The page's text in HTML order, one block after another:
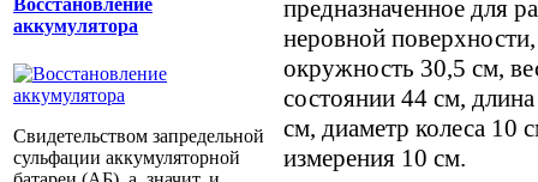
Восстановление
аккумулятора
Свидетельством запредельной
сульфации аккумуляторной
предназначенное для
неровной
окружность 30,5 см,
состоянии 44 см,
см, диаметр колеса 10
измерения 10 см.